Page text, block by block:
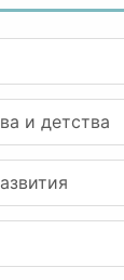
и детства